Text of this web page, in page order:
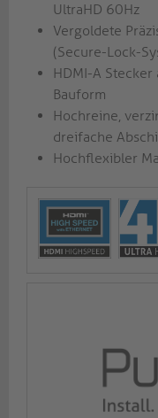
UltraHD 60Hz
Vergoldete
(Secure-Lock-
HDMI-A
Bauform
Hochreine,
dreifache
Hochflexibler